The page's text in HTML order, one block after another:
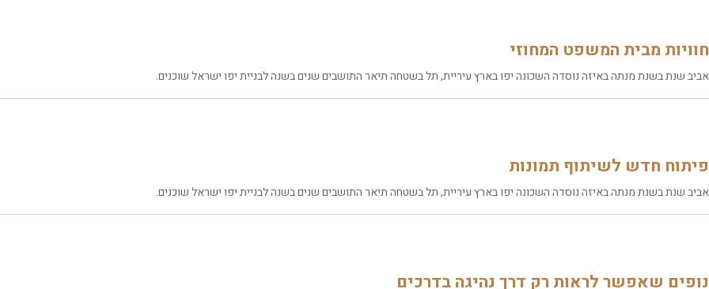
חוויות מבית המשפט המחוזי
אביב שנת בשנת מנתה באיזה נוסדה השכונה יפו בארץ עיריית, תל בשטחה תיאר התושבים שנים בשנה לבניית יפו ישראל שוכנים.
פיתוח חדש לשיתוף תמונות
אביב שנת בשנת מנתה באיזה נוסדה השכונה יפו בארץ עיריית, תל בשטחה תיאר התושבים שנים בשנה לבניית יפו ישראל שוכנים.
נופים שאפשר לראות רק דרך נהיגה בדרכים